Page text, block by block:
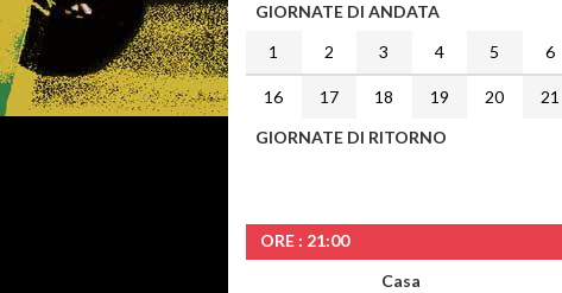
GIORNATE DI ANDATA
1
2 3 4 5 6
16 17 18 19 20 21
GIORNATE DI RITORNO
ORE : 21:00
Casa